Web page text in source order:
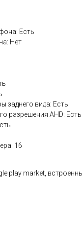
Есть
Нет
заднего вида: Есть
разрешения AHD: Есть
16
play market,